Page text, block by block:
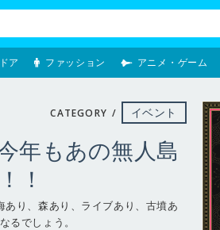
ア ファッション アニメ・ゲーム
CATEGORY / イベント
年もあの無人島
！！
り、森あり、ライブあり、古墳あ
るでしょう。